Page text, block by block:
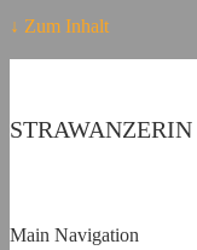
↓ Zum Inhalt
STRAWANZERIN
Main Navigation